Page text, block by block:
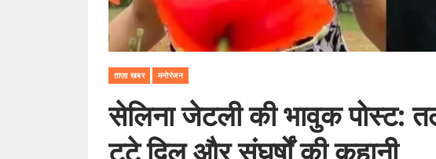
ताज़ा खबर मनोरंजन
सेलिना जेटली की भावुक पोस्ट:
टूटे दिल और संघर्षों की कहानी